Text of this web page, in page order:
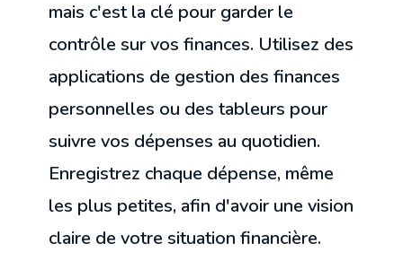
mais c'est la clé pour garder le
contrôle sur vos finances. Utilisez des
applications de gestion des finances
personnelles ou des tableurs pour
suivre vos dépenses au quotidien.
Enregistrez chaque dépense, même
les plus petites, afin d'avoir une vision
claire de votre situation financière.